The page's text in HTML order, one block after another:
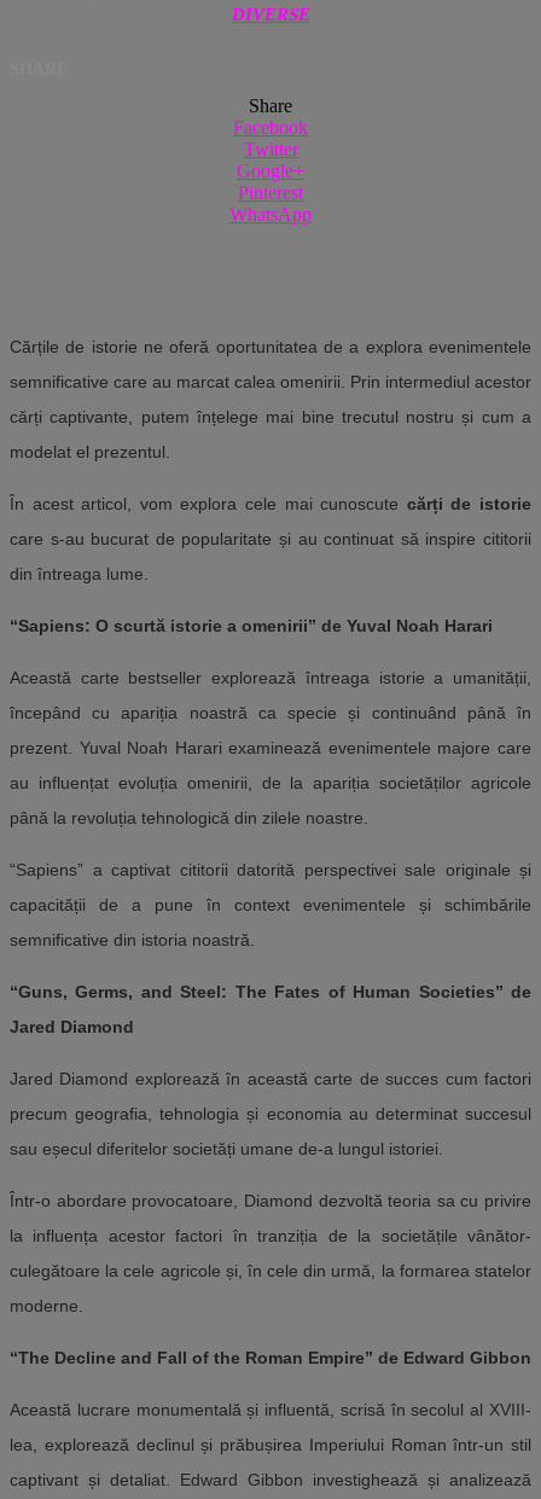
DIVERSE
Share
Facebook
Twitter
Google+
Pinterest
WhatsApp
Cărțile de istorie ne oferă oportunitatea de a explora evenimentele
semnificative care au marcat calea omenirii. Prin intermediul acestor
cărți captivante, putem înțelege mai bine trecutul nostru și cum a
modelat el prezentul.
În acest articol, vom explora cele mai cunoscute cărți de istorie
care s-au bucurat de popularitate și au continuat să inspire cititorii
din întreaga lume.
“Sapiens: O scurtă istorie a omenirii” de Yuval Noah Harari
Această carte bestseller explorează întreaga istorie a umanității,
începând cu apariția noastră ca specie și continuând până în
prezent. Yuval Noah Harari examinează evenimentele majore care
au influențat evoluția omenirii, de la apariția societăților agricole
până la revoluția tehnologică din zilele noastre.
“Sapiens” a captivat cititorii datorită perspectivei sale originale și
capacității de a pune în context evenimentele și schimbările
semnificative din istoria noastră.
“Guns, Germs, and Steel: The Fates of Human Societies” de
Jared Diamond
Jared Diamond explorează în această carte de succes cum factori
precum geografia, tehnologia și economia au determinat succesul
sau eșecul diferitelor societăți umane de-a lungul istoriei.
Într-o abordare provocatoare, Diamond dezvoltă teoria sa cu privire
la influența acestor factori în tranziția de la societățile vânător-
culegătoare la cele agricole și, în cele din urmă, la formarea statelor
moderne.
“The Decline and Fall of the Roman Empire” de Edward Gibbon
Această lucrare monumentală și influentă, scrisă în secolul al XVIII-
lea, explorează declinul și prăbușirea Imperiului Roman într-un stil
captivant și detaliat. Edward Gibbon investighează și analizează